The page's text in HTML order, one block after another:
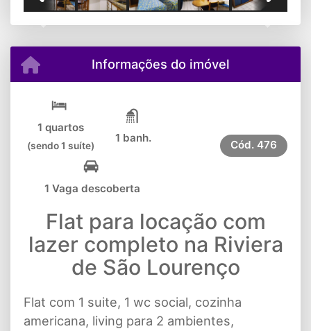
Previous Next
Informações do imóvel
1 quartos
(sendo 1 suíte)
1 banh.
1 Vaga descoberta
Cód. 476
Flat para locação com
lazer completo na Riviera
de São Lourenço
Flat com 1 suite, 1 wc social, cozinha
americana, living para 2 ambientes,